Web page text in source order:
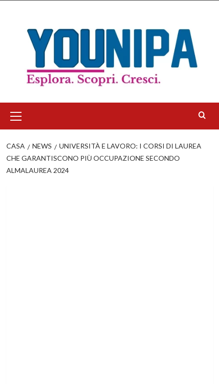
contenuto
principale
CASA NEWS
UNIVERSITÀ E LAVORO: I CORSI DI LAUREA
CHE GARANTISCONO PIÙ OCCUPAZIONE SECONDO
ALMALAUREA 2024